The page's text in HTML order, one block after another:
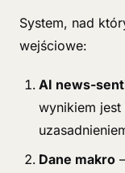
System, nad
wejściowe:
AI news-
wynikiem jest
Dane makro